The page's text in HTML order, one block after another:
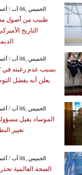
GMT 12:56 2026 الخميس ,06 آب / أغسطس
طبيب من أصول
التاريخ
GMT 13:18 2026 الخميس ,06 آب / أغسطس
بسبب عدم رغبته في
يعلن أنه يفضَل
GMT 21:48 2026 الخميس ,06 آب / أغسطس
الموساد يقيل
تغيير
GMT 13:30 2026 الخميس ,06 آب / أغسطس
الصحة العالمية